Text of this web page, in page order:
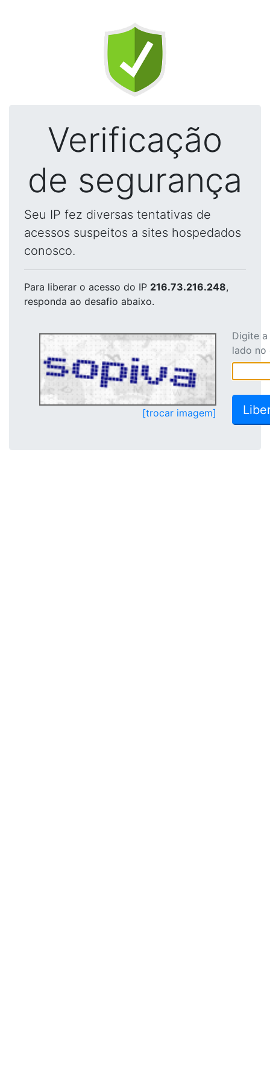
Verificação
de segurança
Seu IP fez diversas tentativas de
acessos suspeitos a sites hospedados
conosco.
Para liberar o acesso do IP 216.73.216.248,
responda ao desafio abaixo.
[trocar imagem]
Digite
lado no